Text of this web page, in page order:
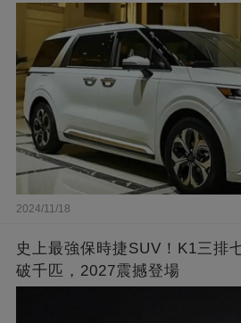
2024/11/18
史上最強保時捷SUV！K1三排
破千匹，2027震撼登場